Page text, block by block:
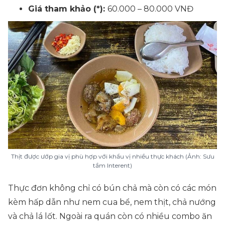
Giá tham khảo (*): 60.000 – 80.000 VNĐ
Thịt được ướp gia vị phù hợp với khẩu vị nhiều thực khách (Ảnh: Sưu
tầm Interent)
Thực đơn không chỉ có bún chả mà còn có các món
kèm hấp dẫn như nem cua bể, nem thịt, chả nướng
và chả lá lốt. Ngoài ra quán còn có nhiều combo ăn